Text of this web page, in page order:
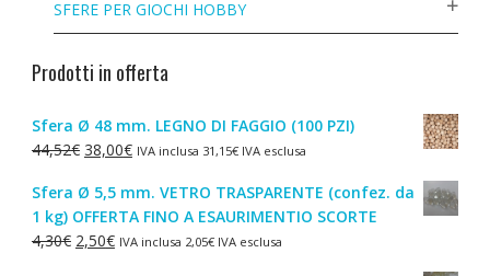
SFERE PER GIOCHI HOBBY
Prodotti in offerta
Sfera Ø 48 mm. LEGNO DI FAGGIO (100 PZI)
44,52€ Il
originale
era:
44,52€.
38,00€Il
attuale
è:
38,00€.
IVA inclusa 31,15€IVA esclusa
Sfera Ø 5,5 mm. VETRO TRASPARENTE (confez. da
1 kg) OFFERTA FINO A ESAURIMENTIO SCORTE
4,30€ Il
2,50€IlIVA inclusa 2,05€IVA esclusa